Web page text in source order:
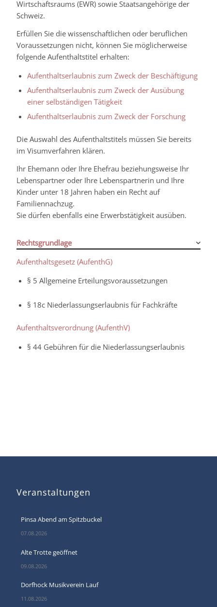
Wirtschaftsraums (EWR) sowie Staatsangehörige der
Schweiz.
Erfüllen Sie die wissenschaftlichen oder beruflichen
Voraussetzungen nicht, können Sie möglicherweise
folgende Aufenthaltstitel erhalten:
Aufenthaltserlaubnis zum Zweck der Beschäftigung
Aufenthaltserlaubnis zum Zweck der Ausübung
einer selbständigen Tätigkeit
Aufenthaltserlaubnis zum Zweck der Forschung
Die Auswahl des Aufenthaltstitels müssen Sie bereits
im Visumverfahren klären.
Ihr Ehemann oder Ihre Ehefrau beziehungsweise Ihr
Lebenspartner oder Ihre Lebenspartnerin und Ihre
Kinder unter 18 Jahren haben ein Recht auf
Familiennachzug.
Sie dürfen ebenfalls eine Erwerbstätigkeit ausüben.
Rechtsgrundlage
Aufenthaltsgesetz (AufenthG)
§ 5 Allgemeine Erteilungsvoraussetzungen
§ 18cNiederlassungserlaubnis für Fachkräfte
Aufenthaltsverordnung (AufenthV)
§ 44Gebühren für die Niederlassungserlaubnis
Veranstaltungen
Pinsa Abend am Spitzbuckel
07.08.2026
Alte Trotte geöffnet
09.08.2026
Dorfhock Musikverein Lauf
11.08.2026